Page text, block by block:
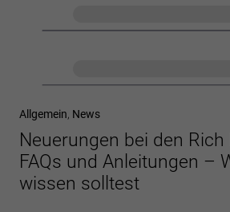
Allgemein, News
Neuerungen bei den
FAQs und Anleitungen –
wissen solltest